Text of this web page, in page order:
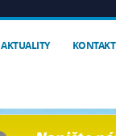
AKTUALITY KONTAKT